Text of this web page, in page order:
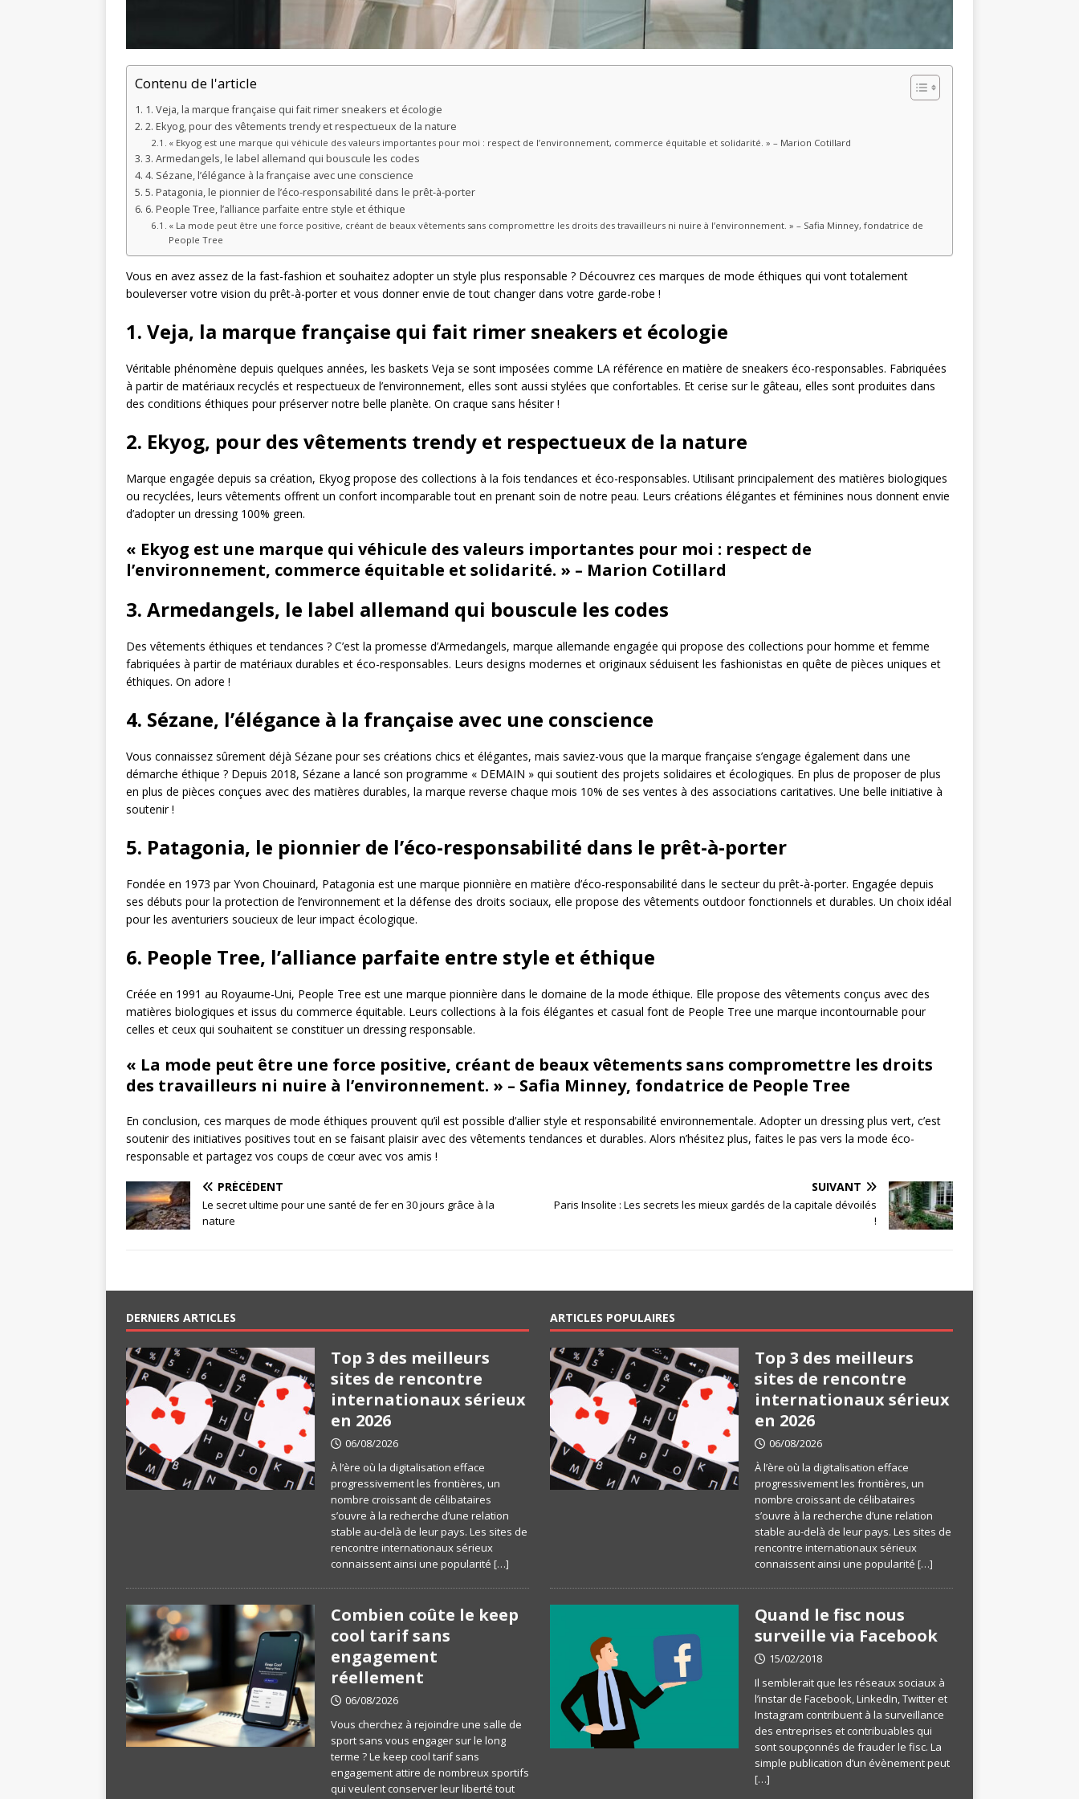
Contenu de l'article
1. Veja, la marque française qui fait rimer sneakers et écologie
2. Ekyog, pour des vêtements trendy et respectueux de la nature
« Ekyog est une marque qui véhicule des valeurs importantes pour moi : respect de l’environnement, commerce équitable et solidarité. » – Marion Cotillard
3. Armedangels, le label allemand qui bouscule les codes
4. Sézane, l’élégance à la française avec une conscience
5. Patagonia, le pionnier de l’éco-responsabilité dans le prêt-à-porter
6. People Tree, l’alliance parfaite entre style et éthique
« La mode peut être une force positive, créant de beaux vêtements sans compromettre les droits des travailleurs ni nuire à l’environnement. » – Safia Minney, fondatrice de
People Tree
Vous en avez assez de la fast-fashion et souhaitez adopter un style plus responsable ? Découvrez ces marques de mode éthiques qui vont totalement
bouleverser votre vision du prêt-à-porter et vous donner envie de tout changer dans votre garde-robe !
1. Veja, la marque française qui fait rimer sneakers et écologie
Véritable phénomène depuis quelques années, les baskets Veja se sont imposées comme LA référence en matière de sneakers éco-responsables. Fabriquées
à partir de matériaux recyclés et respectueux de l’environnement, elles sont aussi stylées que confortables. Et cerise sur le gâteau, elles sont produites dans
des conditions éthiques pour préserver notre belle planète. On craque sans hésiter !
2. Ekyog, pour des vêtements trendy et respectueux de la nature
Marque engagée depuis sa création, Ekyog propose des collections à la fois tendances et éco-responsables. Utilisant principalement des matières biologiques
ou recyclées, leurs vêtements offrent un confort incomparable tout en prenant soin de notre peau. Leurs créations élégantes et féminines nous donnent envie
d’adopter un dressing 100% green.
« Ekyog est une marque qui véhicule des valeurs importantes pour moi : respect de
l’environnement, commerce équitable et solidarité. » – Marion Cotillard
3. Armedangels, le label allemand qui bouscule les codes
Des vêtements éthiques et tendances ? C’est la promesse d’Armedangels, marque allemande engagée qui propose des collections pour homme et femme
fabriquées à partir de matériaux durables et éco-responsables. Leurs designs modernes et originaux séduisent les fashionistas en quête de pièces uniques et
éthiques. On adore !
4. Sézane, l’élégance à la française avec une conscience
Vous connaissez sûrement déjà Sézane pour ses créations chics et élégantes, mais saviez-vous que la marque française s’engage également dans une
démarche éthique ? Depuis 2018, Sézane a lancé son programme « DEMAIN » qui soutient des projets solidaires et écologiques. En plus de proposer de plus
en plus de pièces conçues avec des matières durables, la marque reverse chaque mois 10% de ses ventes à des associations caritatives. Une belle initiative à
soutenir !
5. Patagonia, le pionnier de l’éco-responsabilité dans le prêt-à-porter
Fondée en 1973 par Yvon Chouinard, Patagonia est une marque pionnière en matière d’éco-responsabilité dans le secteur du prêt-à-porter. Engagée depuis
ses débuts pour la protection de l’environnement et la défense des droits sociaux, elle propose des vêtements outdoor fonctionnels et durables. Un choix idéal
pour les aventuriers soucieux de leur impact écologique.
6. People Tree, l’alliance parfaite entre style et éthique
Créée en 1991 au Royaume-Uni, People Tree est une marque pionnière dans le domaine de la mode éthique. Elle propose des vêtements conçus avec des
matières biologiques et issus du commerce équitable. Leurs collections à la fois élégantes et casual font de People Tree une marque incontournable pour
celles et ceux qui souhaitent se constituer un dressing responsable.
« La mode peut être une force positive, créant de beaux vêtements sans compromettre les droits
des travailleurs ni nuire à l’environnement. » – Safia Minney, fondatrice de People Tree
En conclusion, ces marques de mode éthiques prouvent qu’il est possible d’allier style et responsabilité environnementale. Adopter un dressing plus vert, c’est
soutenir des initiatives positives tout en se faisant plaisir avec des vêtements tendances et durables. Alors n’hésitez plus, faites le pas vers la mode éco-
responsable et partagez vos coups de cœur avec vos amis !
PRÉCÉDENT
Le secret ultime pour une santé de fer en 30 jours grâce à la
nature
SUIVANT
Paris Insolite : Les secrets les mieux gardés de la capitale dévoilés
!
DERNIERS ARTICLES
Top 3 des meilleurs
sites de rencontre
internationaux sérieux
en 2026
06/08/2026
À l’ère où la digitalisation efface
progressivement les frontières, un
nombre croissant de célibataires
s’ouvre à la recherche d’une relation
stable au-delà de leur pays. Les sites de
rencontre internationaux sérieux
connaissent ainsi une popularité […]
Combien coûte le keep
cool tarif sans
engagement
réellement
06/08/2026
Vous cherchez à rejoindre une salle de
sport sans vous engager sur le long
terme ? Le keep cool tarif sans
engagement attire de nombreux sportifs
qui veulent conserver leur liberté tout
ARTICLES POPULAIRES
Top 3 des meilleurs
sites de rencontre
internationaux sérieux
en 2026
06/08/2026
À l’ère où la digitalisation efface
progressivement les frontières, un
nombre croissant de célibataires
s’ouvre à la recherche d’une relation
stable au-delà de leur pays. Les sites de
rencontre internationaux sérieux
connaissent ainsi une popularité […]
Quand le fisc nous
surveille via Facebook
15/02/2018
Il semblerait que les réseaux sociaux à
l’instar de Facebook, LinkedIn, Twitter et
Instagram contribuent à la surveillance
des entreprises et contribuables qui
sont soupçonnés de frauder le fisc. La
simple publication d’un évènement peut
[…]